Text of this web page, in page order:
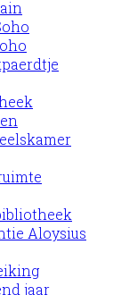
Aloysius
jaar